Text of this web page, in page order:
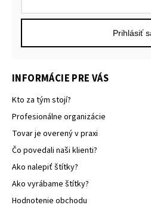
INFORMÁCIE PRE VÁS
Kto za tým stojí?
Profesionálne organizácie
Tovar je overený v praxi
Čo povedali naši klienti?
Ako nalepiť štítky?
Ako vyrábame štítky?
Hodnotenie obchodu
Prihlásiť